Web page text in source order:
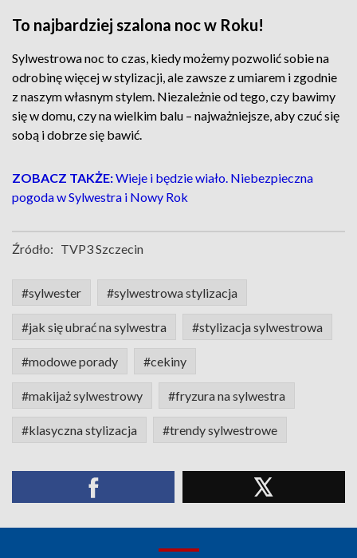
To najbardziej szalona noc w Roku!
Sylwestrowa noc to czas, kiedy możemy pozwolić sobie na
odrobinę więcej w stylizacji, ale zawsze z umiarem i zgodnie
z naszym własnym stylem. Niezależnie od tego, czy bawimy
się w domu, czy na wielkim balu – najważniejsze, aby czuć się
sobą i dobrze się bawić.
ZOBACZ TAKŻE:Wieje i będzie wiało. Niebezpieczna
pogoda w Sylwestra i Nowy Rok
Źródło: TVP3 Szczecin
#sylwester #sylwestrowa stylizacja
#jak się ubrać na sylwestra #stylizacja sylwestrowa
#modowe porady #cekiny
#makijaż sylwestrowy #fryzura na sylwestra
#klasyczna stylizacja #trendy sylwestrowe